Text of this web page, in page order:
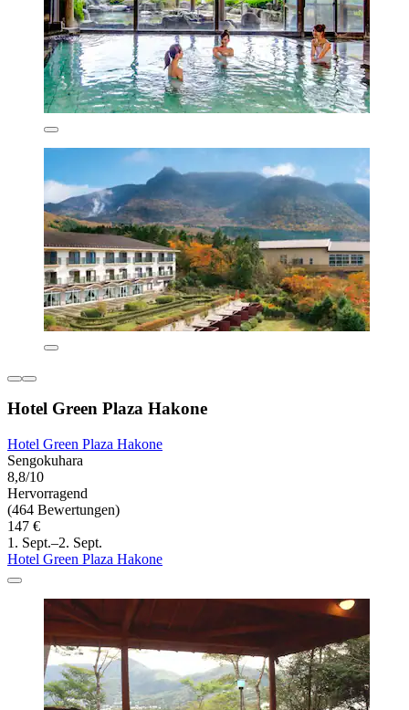
Hotel Green Plaza Hakone
Hotel Green Plaza Hakone
Sengokuhara
8,8/10
Hervorragend
(464 Bewertungen)
147 €
1. Sept.–2. Sept.
Hotel Green Plaza Hakone